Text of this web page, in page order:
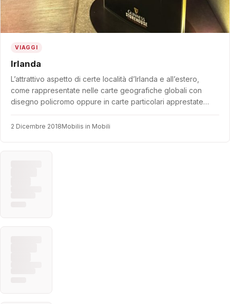
VIAGGI
Irlanda
L’attrattivo aspetto di certe località d’Irlanda e all’estero,
come rappresentate nelle carte geografiche globali con
disegno policromo oppure in carte particolari apprestate…
2 Dicembre 2018Mobilis in Mobili